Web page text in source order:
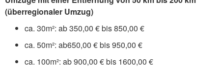
(überregionaler Umzug)
ca. 30m²: ab 350,00 € bis 850,00 €
ca. 50m²: ab650,00 € bis 950,00 €
ca. 100m²: ab 900,00 € bis 1600,00 €